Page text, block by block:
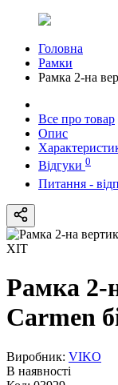
Головна
Рамки
Рамка 2-на
Все про товар
Опис
Відгуки 0
Питання -
ХІТ
Рамка 2-
Carmen
Виробник: VIKO
В наявності